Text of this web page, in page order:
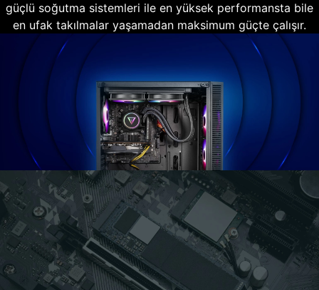
güçlü soğutma sistemleri ile en yüksek performansta bile
en ufak takılmalar yaşamadan maksimum güçte çalışır.